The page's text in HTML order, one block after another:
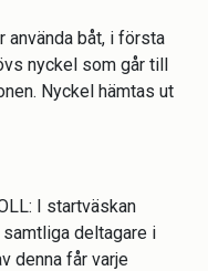
använda båt, i första
nyckel som går till
Nyckel hämtas ut
I startväskan
deltagare i
denna får varje